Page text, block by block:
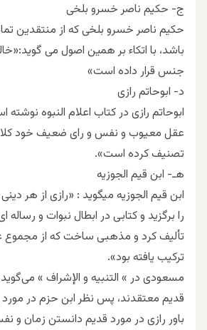
ج- حکیم ناصر خسرو بلخی
حکیم ناصر خسرو بلخی که از منتقدین
باشد، با اتکاء بر همین اصول می
جنس قرار داده است»
د- ﺍﺑﻮﺣﺎﺗﻢ ﺭﺍﺯﯼ
ابوحاتم رازی ﺩﺭ ﮐﺘﺎﺏ ﺍﻋﻼﻡ ﺍﻟﻨﺒﻮﻩ
ﻋﻘﻞ ﻣﻌﯿﻮﺏ ﻭ ﻧﻔﺲ ﻭ ﺭﺍﯼ ﺿﻌﯿﻒ ﺧﻮﺩ
ﺗﺼﻨﯿﻒ ﮐﺮﺩﻩ ﺍﺳﺖ».
هـ- ﺍﺑﻦ ﻗﯿﻢ ﺍﻟﺠﻮﺯﯾﻪ
ﺍﺑﻦ ﻗﯿﻢ ﺍﻟﺠﻮﺯﯾﻪ ﻣﯿﮕﻮﯾﺪ : «ﺭﺍﺯﯼ ﺍﺯ ﻫﺮ
ﺭﺍ ﺑﺮﮔﺰﯾﺪ ﻭ ﮐﺘﺎﺑﯽ ﺩﺭ ﺍﺑﻄﺎﻝ ﻧﺒﻮﺍﺕ ﻭ ﺭﺳﺎﻟﻪ
ﺗﺄﻟﯿﻒ ﮐﺮﺩ ﻭ ﻣﺬﻫﺒﯽ ﺳﺎﺧﺖ ﮐﻪ ﺍﺯ ﻣﺠﻤﻮﻉ
ﺗﺮﮐﯿﺐ ﯾﺎﻓﺘﻪ ﺑﻮﺩ».
ﻣﺴﻌﻮﺩﯼ ﺩﺭ » ﺍﻟﺘﻨﺒﻴﻪ ﻭ ﺍﻹﺷﺮﺍﻑ »
ﻗﺪﻳﻢ ﻣﻌﺘﻘﺪﻧﺪ، ﭘﺲ ﻧﻈﺮ ﺍﺑﻦ ﺣﺰﻡ ﺩﺭ
ﺑﺎﻭﺭ ﺭﺍﺯﯼ ﺩﺭ ﻣﻮﺭﺩ ﻗﺪﻳﻢ ﺩﺍﻧﺴﺘﻦ ﺯﻣﺎﻥ